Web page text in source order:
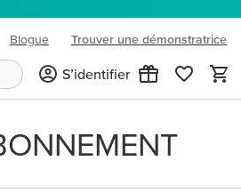
Blogue
(opens in new tab)
Trouver une démonstratrice
S’identifier